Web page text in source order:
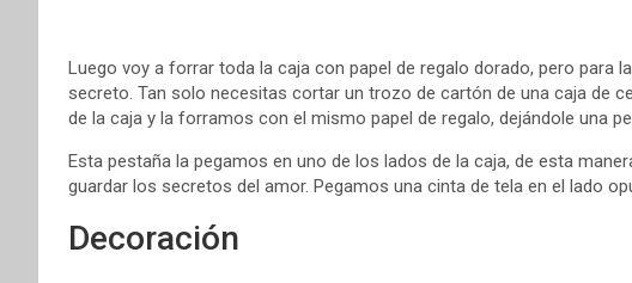
Luego voy a forrar toda la caja con papel de regalo dorado, pero para
secreto. Tan solo necesitas cortar un trozo de cartón de una caja de
de la caja y la forramos con el mismo papel de regalo, dejándole una
Esta pestaña la pegamos en uno de los lados de la caja, de esta
guardar los secretos del amor. Pegamos una cinta de tela en el lado
Decoración